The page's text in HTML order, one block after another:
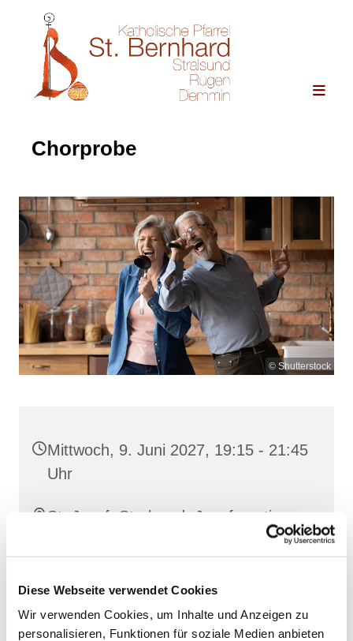
Diese Webseite verwendet Cookies
Wir verwenden Cookies, um Inhalte und Anzeigen zu
personalisieren, Funktionen für soziale Medien anbieten
Chorprobe
© Shutterstock
Mittwoch, 9. Juni 2027, 19:15 - 21:45
Uhr
St. Josef, Stralsund, Jungfernstieg